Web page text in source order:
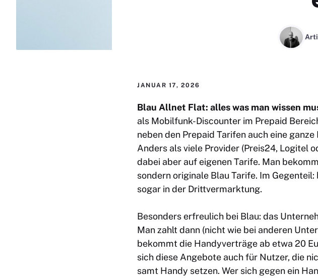
JANUAR 17, 2026
Blau Allnet Flat: alles was man wissen
als Mobilfunk-Discounter im Prepaid
neben den Prepaid Tarifen auch eine
Anders als viele Provider (Preis24, Logitel
dabei aber auf eigenen Tarife. Man
sondern originale Blau Tarife. Im
sogar in der Drittvermarktung.
Besonders erfreulich bei Blau: das
Man zahlt dann (nicht wie bei anderen
bekommt die Handyverträge ab etwa 20
sich diese Angebote auch für Nutzer, die
samt Handy setzen. Wer sich gegen ein